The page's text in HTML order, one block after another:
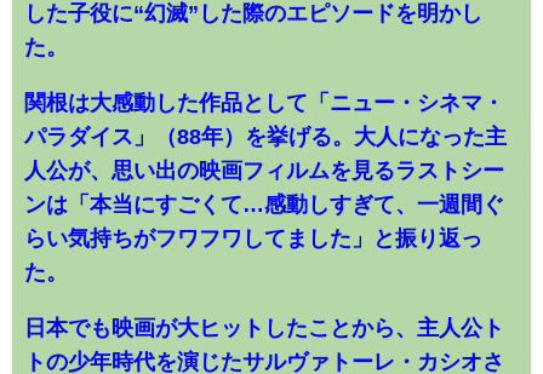
した子役に“幻滅”した際のエピソードを明かし
た。
関根は大感動した作品として「ニュー・シネマ・
パラダイス」（88年）を挙げる。大人になった主
人公が、思い出の映画フィルムを見るラストシー
ンは「本当にすごくて…感動しすぎて、一週間ぐ
らい気持ちがフワフワしてました」と振り返っ
た。
日本でも映画が大ヒットしたことから、主人公ト
トの少年時代を演じたサルヴァトーレ・カシオさ